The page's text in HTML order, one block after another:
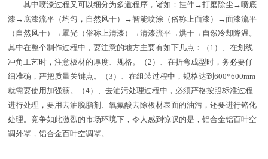
其中喷漆过程又可以细分为多道程序，诸如：挂件→打磨除尘→喷底
漆→底漆流平（均匀，自然风干）→智能喷涂（俗称上面漆）→面漆流平
（自然风干）→罩光（俗称上清漆）→清漆流平→烘干→自然冷却降温。
其中在整个制作过程中，要注意的地方主要有如下几点：（1）、在划线
冲角工艺时，注意板材的厚度、规格。（2）、在折弯成型时，务必要仔
细准确，严把质量关键点。（3）、在组装过程中，规格达到600*600mm
就需要使用加强筋。（4）、去油污处理过程中，必须严格按照标准过程
进行处理，要用去油脱脂剂、氧氟酸去除板材表面的油污，还要进行铬化
处理。竞争如此激烈的市场环境下，令人感到惊叹的是，铝合金铝百叶空
调外罩，铝合金百叶空调罩。